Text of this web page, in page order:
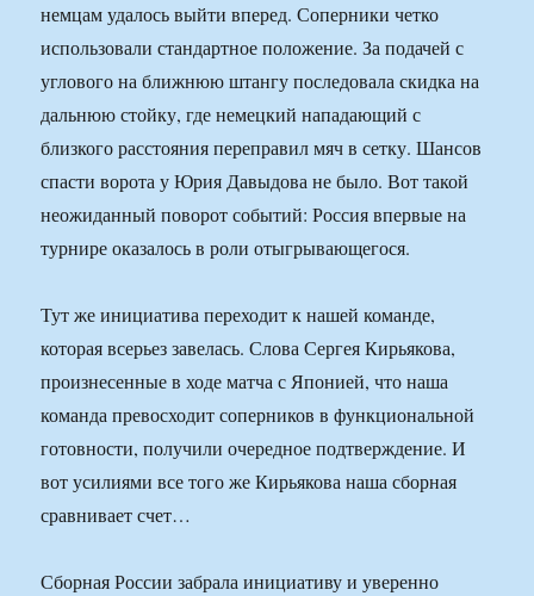
немцам удалось выйти вперед. Соперники четко
использовали стандартное положение. За подачей с
углового на ближнюю штангу последовала скидка на
дальнюю стойку, где немецкий нападающий с
близкого расстояния переправил мяч в сетку. Шансов
спасти ворота у Юрия Давыдова не было. Вот такой
неожиданный поворот событий: Россия впервые на
турнире оказалось в роли отыгрывающегося.
Тут же инициатива переходит к нашей команде,
которая всерьез завелась. Слова Сергея Кирьякова,
произнесенные в ходе матча с Японией, что наша
команда превосходит соперников в функциональной
готовности, получили очередное подтверждение. И
вот усилиями все того же Кирьякова наша сборная
сравнивает счет…
Сборная России забрала инициативу и уверенно